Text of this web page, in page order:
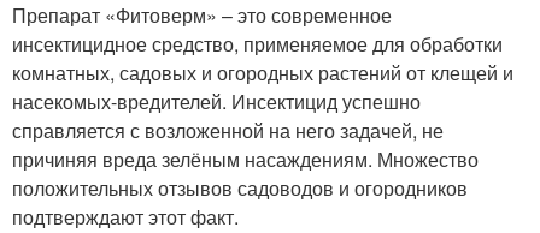
Препарат «Фитоверм» – это современное
инсектицидное средство, применяемое для обработки
комнатных, садовых и огородных растений от клещей и
насекомых-вредителей. Инсектицид успешно
справляется с возложенной на него задачей, не
причиняя вреда зелёным насаждениям. Множество
положительных отзывов садоводов и огородников
подтверждают этот факт.